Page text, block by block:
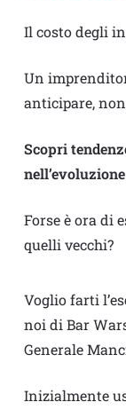
Il costo degli
Un
anticipare,
Scopri
Forse è ora di
quelli vecchi?
Voglio farti
noi di Bar
Generale
Inizialmente